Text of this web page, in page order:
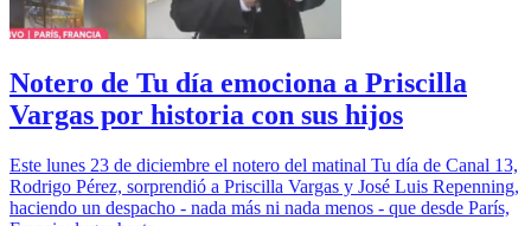
Notero de Tu día emociona a Priscilla
Vargas por historia con sus hijos
Este lunes 23 de diciembre el notero del matinal Tu día de Canal 13,
Rodrigo Pérez, sorprendió a Priscilla Vargas y José Luis Repenning,
haciendo un despacho - nada más ni nada menos - que desde París,